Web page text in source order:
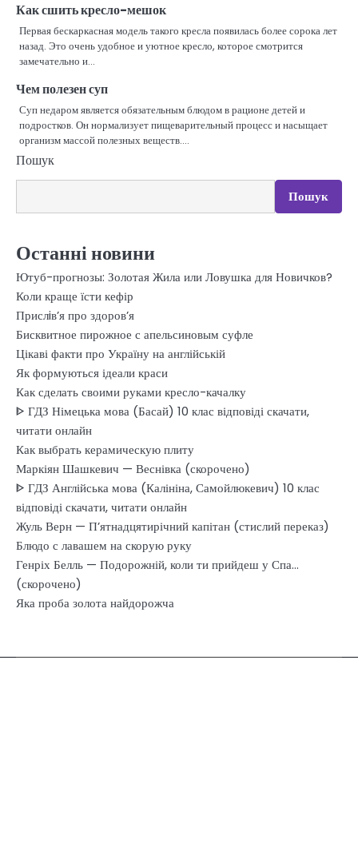
Как сшить кресло-мешок
Первая бескаркасная модель такого кресла появилась более сорока лет
назад. Это очень удобное и уютное кресло, которое смотрится
замечательно и…
Чем полезен суп
Суп недаром является обязательным блюдом в рационе детей и
подростков. Он нормализует пищеварительный процесс и насыщает
организм массой полезных веществ.…
Пошук
Пошук
Останні новини
Ютуб-прогнозы: Золотая Жила или Ловушка для Новичков?
Коли краще їсти кефір
Прислiв’я про здоров’я
Бисквитное пирожное с апельсиновым суфле
Цікаві факти про Україну на англійській
Як формуються ідеали краси
Как сделать своими руками кресло-качалку
ᐈ ГДЗ Німецька мова (Басай) 10 клас відповіді скачати,
читати онлайн
Как выбрать керамическую плиту
Маркіян Шашкевич — Веснівка (скорочено)
ᐈ ГДЗ Англійська мова (Калініна, Самойлюкевич) 10 клас
відповіді скачати, читати онлайн
Жуль Верн — П’ятнадцятирічний капітан (стислий переказ)
Блюдо с лавашем на скорую руку
Генріх Белль — Подорожній, коли ти прийдеш у Спа…
(скорочено)
Яка проба золота найдорожча